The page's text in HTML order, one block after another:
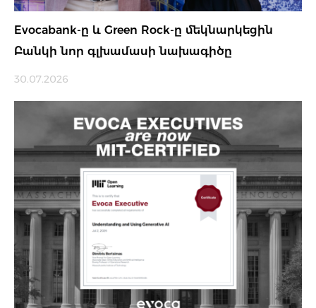
Evocabank-ը և Green Rock-ը մեկնարկեցին
Բանկի նոր գլխամասի նախագիծը
30.07.2026